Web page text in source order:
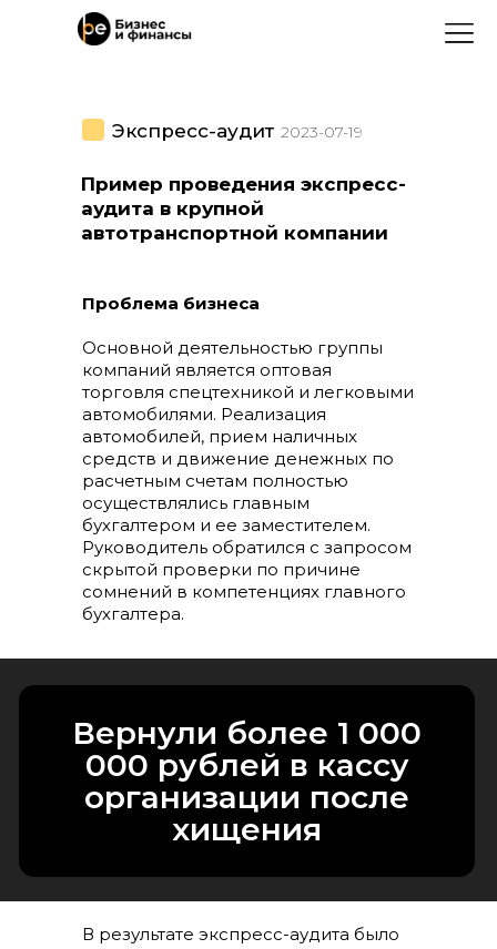
2023-07-19
Экспресс-аудит
Пример проведения экспресс-
аудита в крупной
автотранспортной компании
Проблема бизнеса
Основной деятельностью группы
компаний является оптовая
торговля спецтехникой и легковыми
автомобилями. Реализация
автомобилей, прием наличных
средств и движение денежных по
расчетным счетам полностью
осуществлялись главным
бухгалтером и ее заместителем.
Руководитель обратился с запросом
скрытой проверки по причине
сомнений в компетенциях главного
бухгалтера.
Вернули более 1 000
000 рублей в кассу
организации после
хищения
В результате экспресс-аудита было